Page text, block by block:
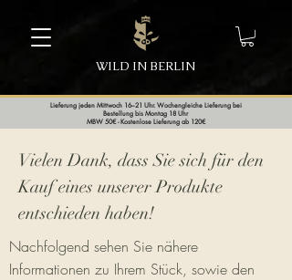
WILD IN BERLIN
Lieferung jeden Mittwoch 16–21 Uhr. Wochengleiche Lieferung bei
Bestellung bis Montag 18 Uhr
MBW 50€ - Kostenlose Lieferung ab 120€
Vielen Dank, dass Sie sich für den
Kauf eines unserer Produkte
entschieden haben!
Nachfolgend sehen Sie nähere
Informationen zu Ihrem Stück, sowie den